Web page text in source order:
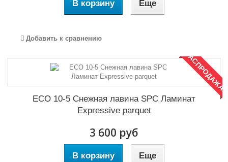
В корзину Еще
Добавить к сравнению
РАСПРОДАЖА!
ECO 10-5 Снежная лавина SPC Ламинат
Expressive parquet
3 600 руб
В корзину Еще